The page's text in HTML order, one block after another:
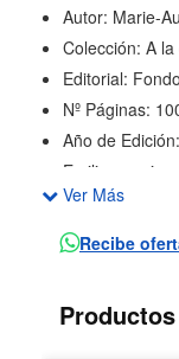
Autor: Marie-
Colección: A
Editorial:
Nº Páginas:
Año de
Emiliano
decide trabajar
para inventar
regularización.
Ver Más
Recibe